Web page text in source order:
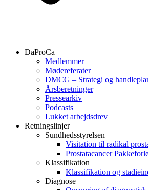
DaProCa
Medlemmer
Mødereferater
DMCG – Strategi og
Årsberetninger
Pressearkiv
Podcasts
Lukket arbejdsdrev
Retningslinjer
Sundhedsstyrelsen
Visitation til radikal
Prostatacancer
Klassifikation
Klassifikation og
Diagnose